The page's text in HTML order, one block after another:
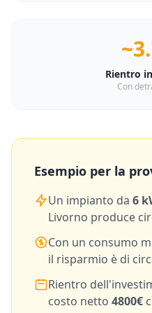
Rientro
Con
Esempio per la
Un impianto da 6
Livorno produce
Con un consumo
il risparmio è di
Rientro
costo netto 4800€